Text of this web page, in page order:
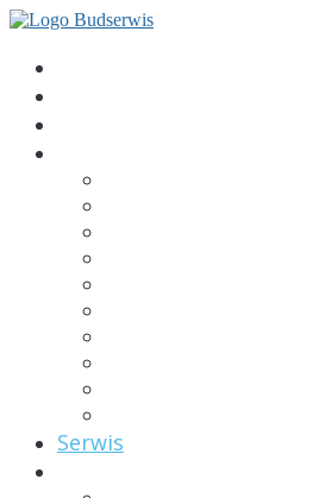
Serwis